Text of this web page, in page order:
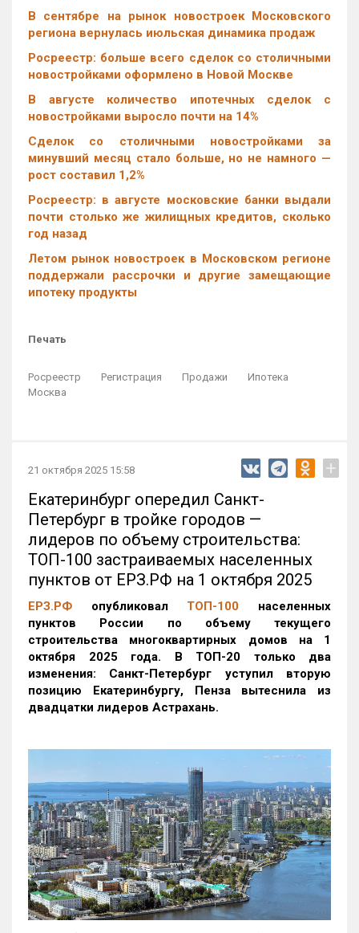
В сентябре на рынок новостроек Московского
региона вернулась июльская динамика продаж
Росреестр: больше всего сделок со столичными
новостройками оформлено в Новой Москве
В августе количество ипотечных сделок с
новостройками выросло почти на 14%
Cделок со столичными новостройками за
минувший месяц стало больше, но не намного —
рост составил 1,2%
Росреестр: в августе московские банки выдали
почти столько же жилищных кредитов, сколько
год назад
Летом рынок новостроек в Московском регионе
поддержали рассрочки и другие замещающие
ипотеку продукты
Печать
Росреестр Регистрация Продажи
Ипотека
Москва
21 октября 2025 15:58 +
Екатеринбург опередил Санкт-
Петербург в тройке городов —
лидеров по объему строительства:
ТОП-100 застраиваемых населенных
пунктов от ЕРЗ.РФ на 1 октября 2025
ЕРЗ.РФ опубликовал ТОП-100 населенных
пунктов России по объему текущего
строительства многоквартирных домов на 1
октября 2025 года. В ТОП-20 только два
изменения: Санкт-Петербург уступил вторую
позицию Екатеринбургу, Пенза вытеснила из
двадцатки лидеров Астрахань.